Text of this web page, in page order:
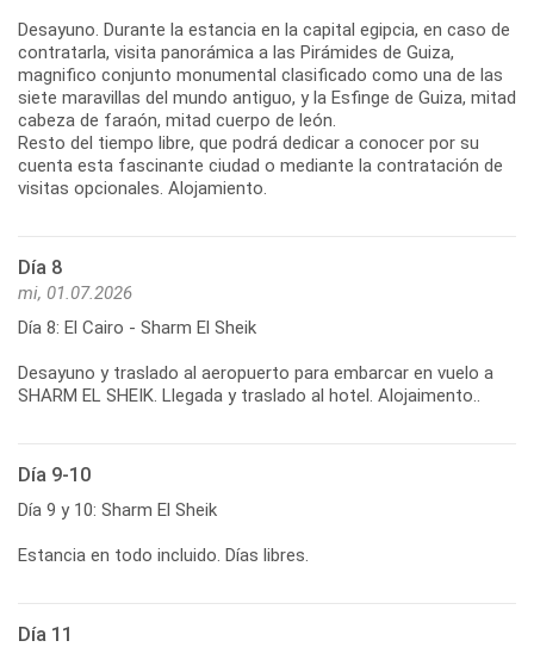
Desayuno. Durante la estancia en la capital egipcia, en caso de
contratarla, visita panorámica a las Pirámides de Guiza,
magnifico conjunto monumental clasificado como una de las
siete maravillas del mundo antiguo, y la Esfinge de Guiza, mitad
cabeza de faraón, mitad cuerpo de león.
Resto del tiempo libre, que podrá dedicar a conocer por su
cuenta esta fascinante ciudad o mediante la contratación de
visitas opcionales. Alojamiento.
Día 8
mi, 01.07.2026
Día 8: El Cairo - Sharm El Sheik
Desayuno y traslado al aeropuerto para embarcar en vuelo a
SHARM EL SHEIK. Llegada y traslado al hotel. Alojaimento..
Día 9-10
Día 9 y 10: Sharm El Sheik
Estancia en todo incluido. Días libres.
Día 11